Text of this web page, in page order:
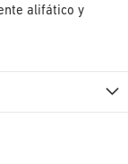
alifático y